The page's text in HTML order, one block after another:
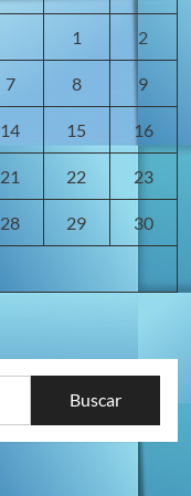
1 2
7 8 9
14 15 16
21 22 23
28 29 30